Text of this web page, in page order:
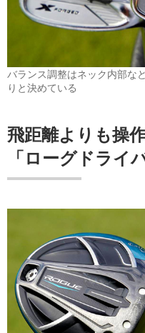
バランス調整はネック内部な
りと決めている
飛距離よりも操
「ローグドライ